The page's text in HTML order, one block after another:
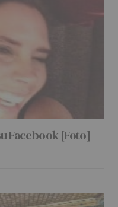
Facebook [Foto]